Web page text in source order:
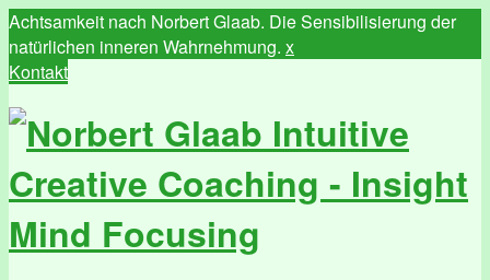
Achtsamkeit nach Norbert Glaab. Die Sensibilisierung der
natürlichen inneren Wahrnehmung. x
Kontakt